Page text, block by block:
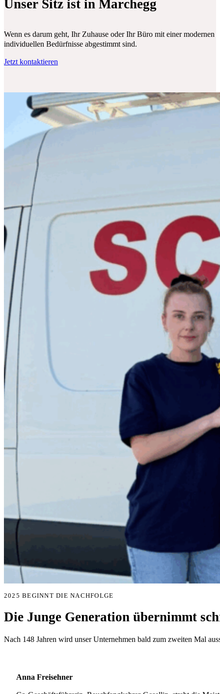
Unser Sitz ist in Marchegg
Wenn es darum geht, Ihr Zuhause oder Ihr Büro mit einer
individuellen Bedürfnisse abgestimmt sind.
Jetzt kontaktieren
2025 BEGINNT DIE NACHFOLGE
Die Junge Generation übernimmt
Nach 148 Jahren wird unser Unternehmen bald zum zweiten Mal
Anna Freisehner